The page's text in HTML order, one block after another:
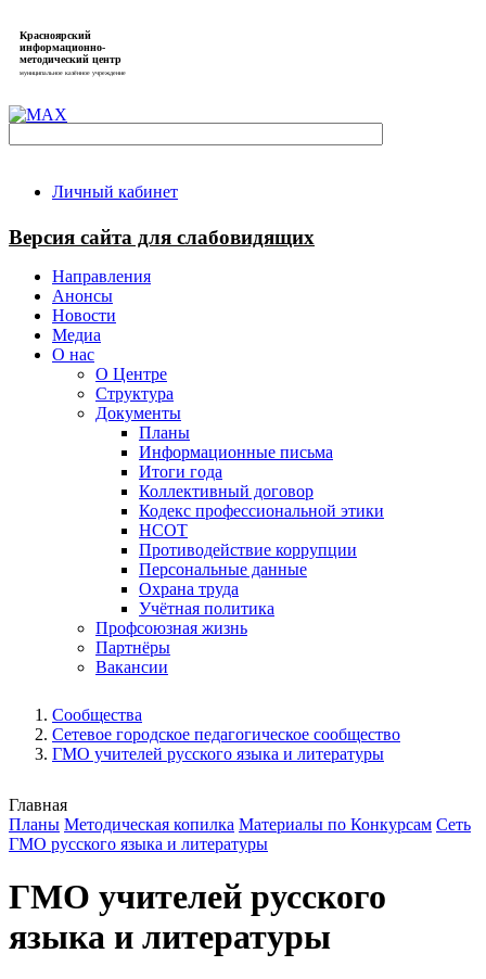
Красноярский
информационно-
методический центр
муниципальное казённое учреждение
Личный кабинет
Версия сайта для слабовидящих
Направления
Анонсы
Новости
Медиа
О нас
О Центре
Структура
Документы
Планы
Информационные письма
Итоги года
Коллективный договор
Кодекс профессиональной этики
НСОТ
Противодействие коррупции
Персональные данные
Охрана труда
Учётная политика
Профсоюзная жизнь
Партнёры
Вакансии
Сообщества
Сетевое городское педагогическое сообщество
ГМО учителей русского языка и литературы
Главная
Планы Методическая копилка Материалы по Конкурсам Сеть
ГМО русского языка и литературы
ГМО учителей русского
языка и литературы